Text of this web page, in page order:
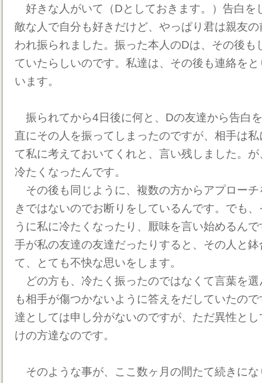
好きな人がいて（Dとしておきます。）告白を
敵な人で自分も好きだけど、やっぱり君は親友
われ振られました。振った本人のDは、その後も
ていたらしいのです。私達は、その後も連絡を
います。
振られてから4日後に何と、Dの友達から告白
直にその人を振ってしまったのですが、相手は
て私に考えておいてくれと、言い残しました。
冷たくなったんです。
その後も同じように、複数の方からアプロー
きではないのでお断りをしているんです。でも
うに私に冷たくなったり、厭味を言い始めるん
手が私の友達の友達だったりすると、その人と
て、とても不快な思いをします。
どの方も、冷たく振ったのではなくて言葉を
も相手が傷つかないように答えをだしていたの
達としては申し分がないのですが、ただ異性と
けの方達なのです。
そのような事が、ここ数ヶ月の間たて続きに